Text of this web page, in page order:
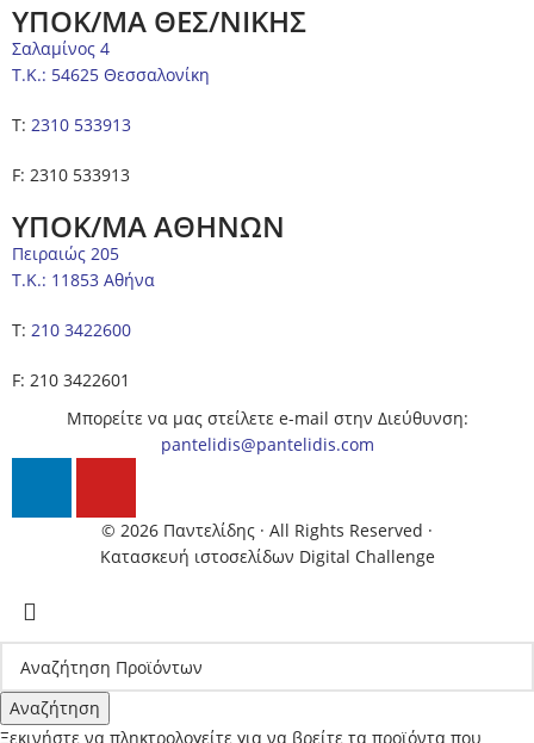
ΥΠΟΚ/ΜΑ ΘΕΣ/ΝΙΚΗΣ
Σαλαμίνος 4
Τ.Κ.: 54625 Θεσσαλονίκη
Τ: 2310 533913
F: 2310 533913
ΥΠΟΚ/ΜΑ ΑΘΗΝΩΝ
Πειραιώς 205
Τ.Κ.: 11853 Αθήνα
Τ: 210 3422600
F: 210 3422601
Μπορείτε να μας στείλετε e-mail στην Διεύθυνση:
pantelidis@pantelidis.com
© 2026 Παντελίδης · All Rights Reserved ·
Κατασκευή ιστοσελίδων Digital Challenge
Αναζήτηση
Ξεκινήστε να πληκτρολογείτε για να βρείτε τα προϊόντα που